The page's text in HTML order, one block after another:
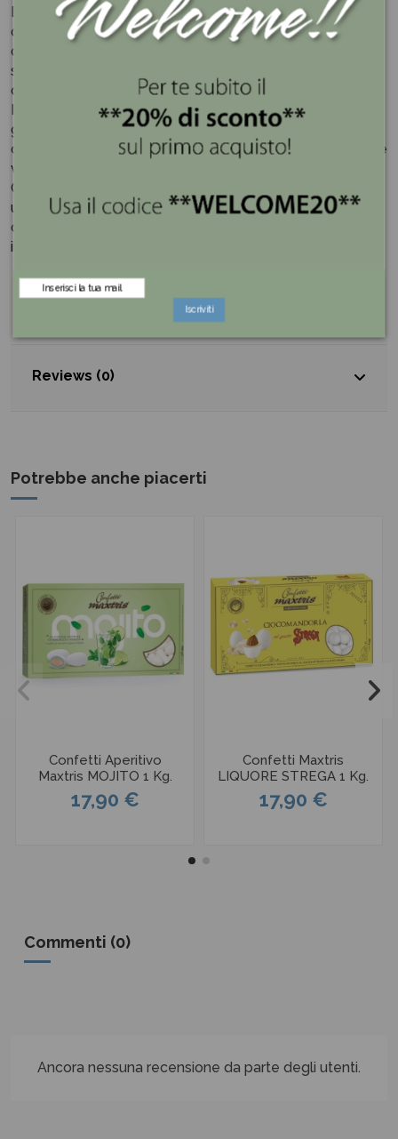
Dai un tocco di dolcezza e gioia alle tue celebrazioni
con l'esclusiva collezione di confettiMaxtris. Ogni
confetto è un piccolo scrigno di felicità, pronto a
sprigionare allegria e colore durante i momenti speciali
della tua vita.
I confetti alla "ciocomandorla" aromatizzati in tantissimi
gusti, perfetti per creare una confettata per i vostri
ospiti, una degustazione, o anche per essere inseriti nelle
vostre Bomboniere.
Che tu stia celebrando un compleanno, un matrimonio,
una laurea o semplicemente la gioia di vivere, i nostri
confetti sono pronti a essere la scintilla di felicità che
illumina il tuo evento.
Dettagli del prodotto
Reviews (0)
Potrebbe anche piacerti
Confetti Aperitivo
Maxtris MOJITO 1 Kg.
17,90 €
Confetti Maxtris
LIQUORE STREGA 1 Kg.
17,90 €
Commenti (0)
Ancora nessuna recensione da parte degli utenti.
Iscriviti